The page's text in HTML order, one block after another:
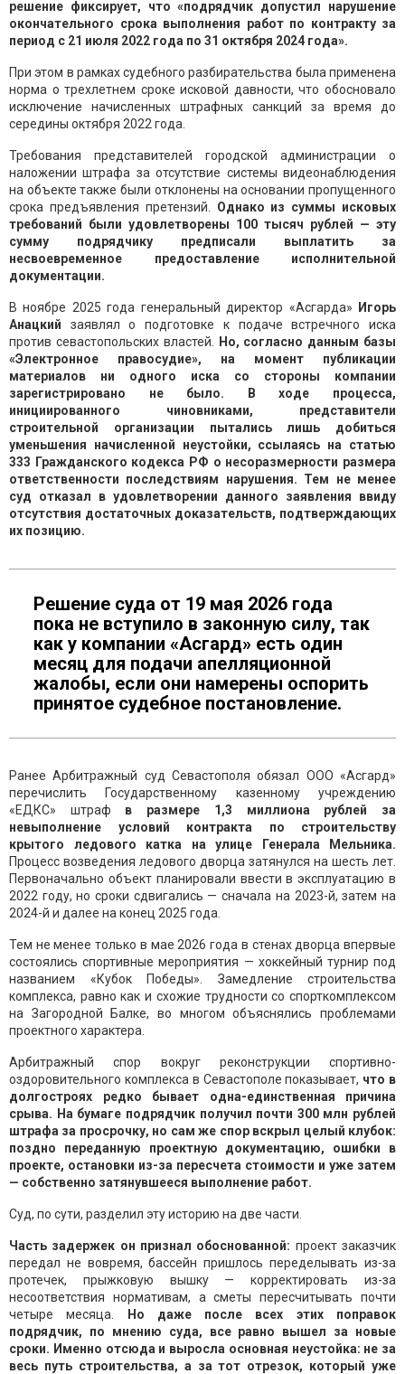
решение фиксирует, что «подрядчик допустил нарушение
окончательного срока выполнения работ по контракту за
период с 21 июля 2022 года по 31 октября 2024 года».
При этом в рамках судебного разбирательства была применена
норма о трехлетнем сроке исковой давности, что обосновало
исключение начисленных штрафных санкций за время до
середины октября 2022 года.
Требования представителей городской администрации о
наложении штрафа за отсутствие системы видеонаблюдения
на объекте также были отклонены на основании пропущенного
срока предъявления претензий. Однако из суммы исковых
требований были удовлетворены 100 тысяч рублей — эту
сумму подрядчику предписали выплатить за
несвоевременное предоставление исполнительной
документации.
В ноябре 2025 года генеральный директор «Асгарда»
Игорь
Анацкий заявлял о подготовке к подаче встречного иска
против севастопольских властей.
Но, согласно данным базы
«Электронное правосудие», на момент публикации
материалов ни одного иска со стороны компании
зарегистрировано не было. В ходе процесса,
инициированного чиновниками, представители
строительной организации пытались лишь добиться
уменьшения начисленной неустойки, ссылаясь на статью
333 Гражданского кодекса РФ о несоразмерности размера
ответственности последствиям нарушения. Тем не менее
суд отказал в удовлетворении данного заявления ввиду
отсутствия достаточных доказательств, подтверждающих
их позицию.
Решение суда от 19 мая 2026 года
пока не вступило в законную силу, так
как у компании «Асгард» есть один
месяц для подачи апелляционной
жалобы, если они намерены оспорить
принятое судебное постановление.
Ранее Арбитражный суд Севастополя обязал ООО «Асгард»
перечислить Государственному казенному учреждению
«ЕДКС» штраф в размере 1,3 миллиона рублей за
невыполнение условий контракта по строительству
крытого ледового катка на улице Генерала Мельника.
Процесс возведения ледового дворца затянулся на шесть лет.
Первоначально объект планировали ввести в эксплуатацию в
2022 году, но сроки сдвигались — сначала на 2023-й, затем на
2024-й и далее на конец 2025 года.
Тем не менее только в мае 2026 года в стенах дворца впервые
состоялись спортивные мероприятия — хоккейный турнир под
названием «Кубок Победы». Замедление строительства
комплекса, равно как и схожие трудности со спорткомплексом
на Загородной Балке, во многом объяснялись проблемами
проектного характера.
Арбитражный спор вокруг реконструкции спортивно-
оздоровительного комплекса в Севастополе показывает, что в
долгостроях редко бывает одна-единственная причина
срыва. На бумаге подрядчик получил почти 300 млн рублей
штрафа за просрочку, но сам же спор вскрыл целый клубок:
поздно переданную проектную документацию, ошибки в
проекте, остановки из-за пересчета стоимости и уже затем
— собственно затянувшееся выполнение работ.
Суд, по сути, разделил эту историю на две части.
Часть задержек он признал обоснованной: проект заказчик
передал не вовремя, бассейн пришлось переделывать из-за
протечек, прыжковую вышку — корректировать из-за
несоответствия нормативам, а сметы пересчитывать почти
четыре месяца.
Но даже после всех этих поправок
подрядчик, по мнению суда, все равно вышел за новые
сроки. Именно отсюда и выросла основная неустойка: не за
весь путь строительства, а за тот отрезок, который уже